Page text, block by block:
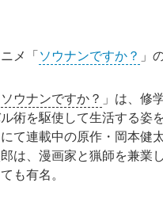
メ「ソウナンですか？ 」
ソウナンですか？ 」は、修
術を駆使して生活する姿
て連載中の原作・岡本健
は、漫画家と猟師を兼業
も有名。